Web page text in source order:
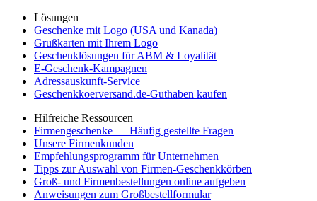
Lösungen
Geschenke mit Logo (USA und Kanada)
Grußkarten mit Ihrem Logo
Geschenklösungen für ABM & Loyalität
E-Geschenk-Kampagnen
Adressauskunft-Service
Geschenkkoerversand.de-Guthaben kaufen
Hilfreiche Ressourcen
Firmengeschenke — Häufig gestellte Fragen
Unsere Firmenkunden
Empfehlungsprogramm für Unternehmen
Tipps zur Auswahl von Firmen-Geschenkkörben
Groß- und Firmenbestellungen online aufgeben
Anweisungen zum Großbestellformular